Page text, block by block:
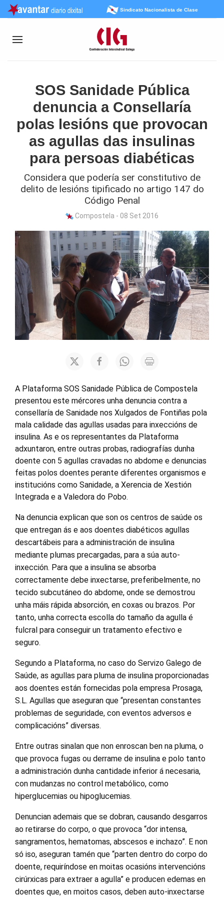
Sindicato Nacionalista de Clase
SOS Sanidade Pública
denuncia a Consellaría
polas lesións que provocan
as agullas das insulinas
para persoas diabéticas
Considera que podería ser constitutivo de
delito de lesións tipificado no artigo 147 do
Código Penal
Compostela - 08 Set 2016
A Plataforma SOS Sanidade Pública de Compostela
presentou este mércores unha denuncia contra a
consellaría de Sanidade nos Xulgados de Fontiñas pola
mala calidade das agullas usadas para inxeccións de
insulina. As e os representantes da Plataforma
adxuntaron, entre outras probas, radiografías dunha
doente con 5 agullas cravadas no abdome e denuncias
feitas polos doentes perante diferentes organismos e
institucións como Sanidade, a Xerencia de Xestión
Integrada e a Valedora do Pobo.
Na denuncia explican que son os centros de saúde os
que entregan ás e aos doentes diabéticos agullas
descartábeis para a administración de insulina
mediante plumas precargadas, para a súa auto-
inxección. Para que a insulina se absorba
correctamente debe inxectarse, preferibelmente, no
tecido subcutáneo do abdome, onde se demostrou
unha máis rápida absorción, en coxas ou brazos. Por
tanto, unha correcta escolla do tamaño da agulla é
fulcral para conseguir un tratamento efectivo e
seguro.
Segundo a Plataforma, no caso do Servizo Galego de
Saúde, as agullas para pluma de insulina proporcionadas
aos doentes están fornecidas pola empresa Prosaga,
S.L. Agullas que aseguran que “presentan constantes
problemas de seguridade, con eventos adversos e
complicacións” diversas.
Entre outras sinalan que non enroscan ben na pluma, o
que provoca fugas ou derrame de insulina e polo tanto
a administración dunha cantidade inferior á necesaria,
con mudanzas no control metabólico, como
hiperglucemias ou hipoglucemias.
Denuncian ademais que se dobran, causando desgarros
ao retirarse do corpo, o que provoca “dor intensa,
sangramentos, hematomas, abscesos e inchazo”. E non
só iso, aseguran tamén que “parten dentro do corpo do
doente, requiríndose en moitas ocasións intervencións
cirúrxicas para extraer a agulla” e producen edemas en
doentes que, en moitos casos, deben auto-inxectarse